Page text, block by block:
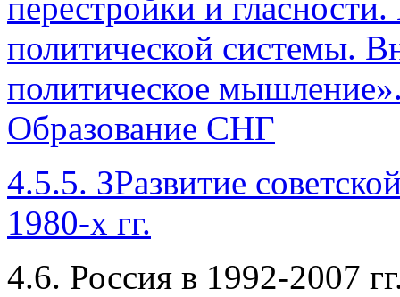
политической системы.
политическое
Образование СНГ
4.5.5. ЗРазвитие
1980-х гг.
4.6. Россия в 1992-2007